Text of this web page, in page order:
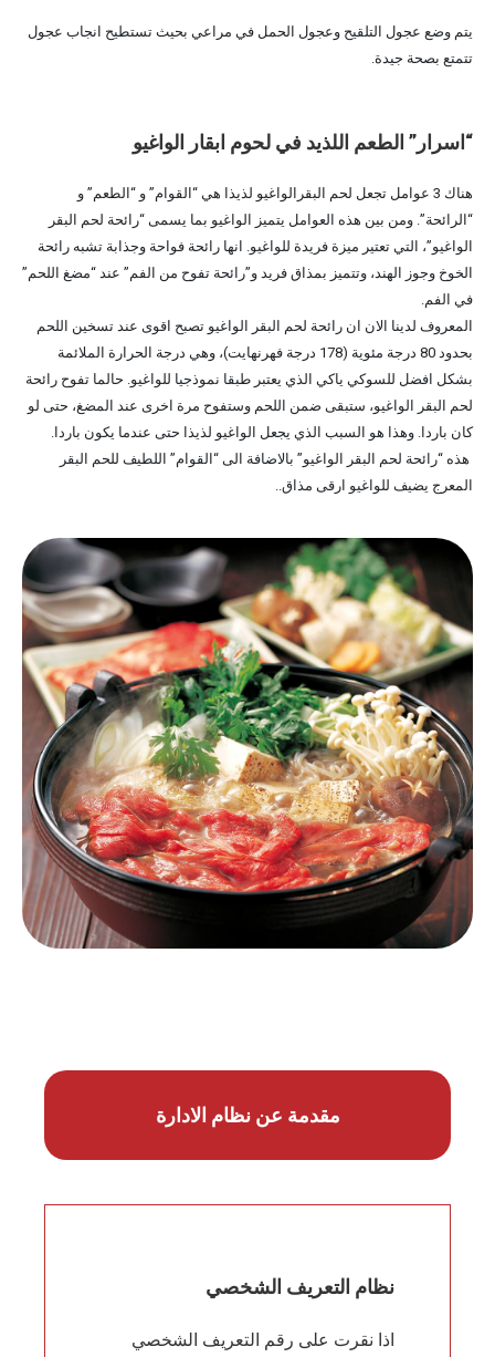
يتم وضع عجول التلقيح وعجول الحمل في مراعي بحيث تستطيح انجاب عجول
تتمتع بصحة جيدة.
“اسرار” الطعم اللذيد في لحوم ابقار الواغيو
هناك 3 عوامل تجعل لحم البقرالواغيو لذيذا هي “القوام” و “الطعم” و
“الرائحة”. ومن بين هذه العوامل يتميز الواغيو بما يسمى “رائحة لحم البقر
الواغيو”، التي تعتير ميزة فريدة للواغيو. انها رائحة فواحة وجذابة تشبه رائحة
الخوخ وجوز الهند، وتتميز بمذاق فريد و”رائحة تفوح من الفم” عند “مضغ اللحم”
في الفم.
المعروف لدينا الان ان رائحة لحم البقر الواغيو تصبح اقوى عند تسخين اللحم
بحدود 80 درجة مئوية (178 درجة فهرنهايت)، وهي درجة الحرارة الملائمة
بشكل افضل للسوكي ياكي الذي يعتبر طبقا نموذجيا للواغيو. حالما تفوح رائحة
لحم البقر الواغيو، ستبقى ضمن اللحم وستفوح مرة اخرى عند المضغ، حتى لو
كان باردا. وهذا هو السبب الذي يجعل الواغيو لذيذا حتى عندما يكون باردا.
هذه “رائحة لحم البقر الواغيو” بالاضافة الى “القوام” اللطيف للحم البقر
المعرج يضيف للواغيو ارقى مذاق..
مقدمة عن نظام الادارة
نظام التعريف الشخصي
اذا نقرت على رقم التعريف الشخصي